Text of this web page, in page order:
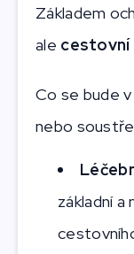
Základem
ale cestovní
Co se bude
nebo
základní a